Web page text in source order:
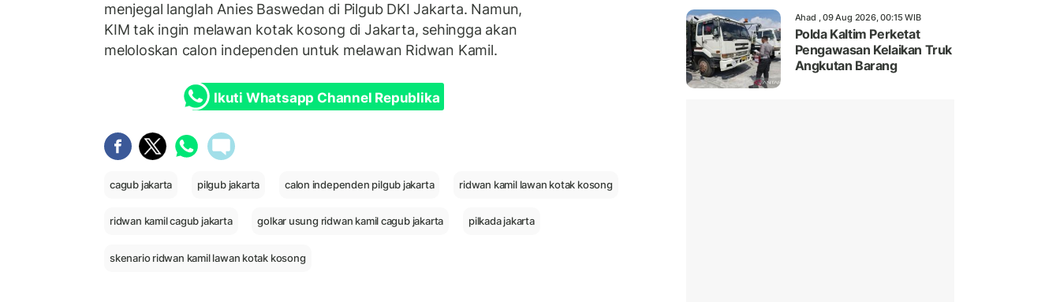
menjegal langlah Anies Baswedan di Pilgub DKI Jakarta. Namun,
KIM tak ingin melawan kotak kosong di Jakarta, sehingga akan
meloloskan calon independen untuk melawan Ridwan Kamil.
Ikuti Whatsapp Channel Republika
cagub jakarta pilgub jakarta calon independen pilgub jakarta ridwan kamil lawan kotak kosong
ridwan kamil cagub jakarta golkar usung ridwan kamil cagub jakarta pilkada jakarta
skenario ridwan kamil lawan kotak kosong
Ahad , 09 Aug 2026, 00:15 WIB
Polda Kaltim Perketat
Pengawasan Kelaikan Truk
Angkutan Barang